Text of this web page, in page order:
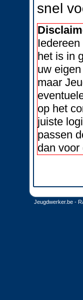
snel
het is in
uw
maar
op het
juiste
passen
dan voor
Jeugdwerker.be -